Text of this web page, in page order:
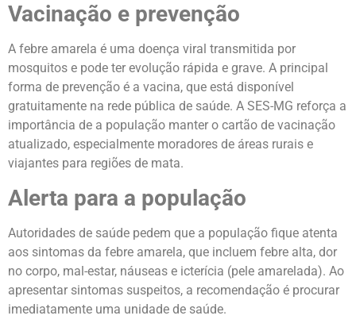
Vacinação e prevenção
A febre amarela é uma doença viral transmitida por
mosquitos e pode ter evolução rápida e grave. A principal
forma de prevenção é a vacina, que está disponível
gratuitamente na rede pública de saúde. A SES-MG reforça a
importância de a população manter o cartão de vacinação
atualizado, especialmente moradores de áreas rurais e
viajantes para regiões de mata.
Alerta para a população
Autoridades de saúde pedem que a população fique atenta
aos sintomas da febre amarela, que incluem febre alta, dor
no corpo, mal-estar, náuseas e icterícia (pele amarelada). Ao
apresentar sintomas suspeitos, a recomendação é procurar
imediatamente uma unidade de saúde.